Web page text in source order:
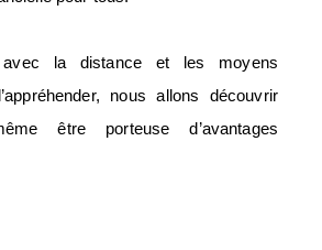
avec la distance et les moyens
nous allons découvrir
être porteuse d’avantages